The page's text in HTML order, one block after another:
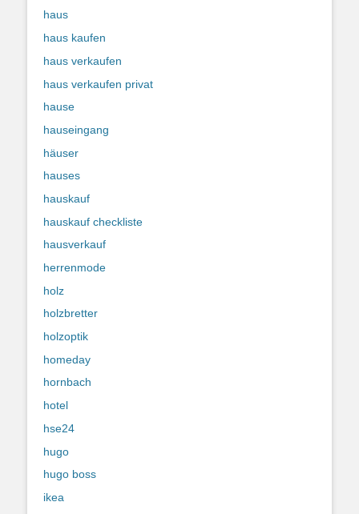
haus
haus kaufen
haus verkaufen
haus verkaufen privat
hause
hauseingang
häuser
hauses
hauskauf
hauskauf checkliste
hausverkauf
herrenmode
holz
holzbretter
holzoptik
homeday
hornbach
hotel
hse24
hugo
hugo boss
ikea